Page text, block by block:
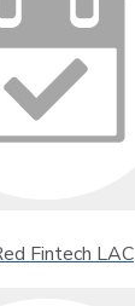
Fintech LAC